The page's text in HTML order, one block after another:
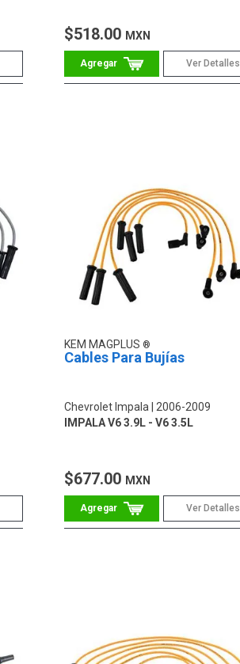
$518.00 MXN
Ver Detalles
KEM MAGPLUS
Cables Para Bujías
Chevrolet Impala
2006-2009
IMPALA V6 3.9L - V6 3.5L
$677.00 MXN
Ver Detalles